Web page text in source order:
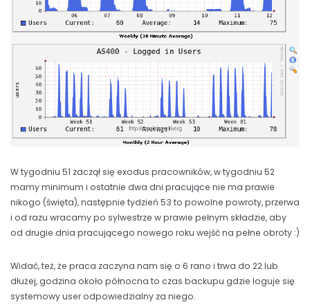
W tygodniu 51 zaczął się exodus pracowników, w tygodniu 52
mamy minimum i ostatnie dwa dni pracujące nie ma prawie
nikogo (święta), następnie tydzień 53 to powolne powroty, przerwa
i od razu wracamy po sylwestrze w prawie pełnym składzie, aby
od drugie dnia pracującego nowego roku wejść na pełne obroty :)
Widać, też, że praca zaczyna nam się o 6 rano i trwa do 22 lub
dłużej, godzina około północna to czas backupu gdzie loguje się
systemowy user odpowiedzialny za niego.